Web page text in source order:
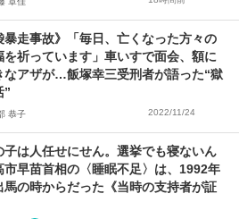
暴走事故》「毎日、亡くなった方々の
を祈っています」車いすで面会、額に
なアザが…飯塚幸三受刑者が語った“獄
”
恭子 2022/11/24
子は人任せにせん。選挙でも寝ないん
市早苗首相の〈睡眠不足〉は、1992年
馬の時からだった《当時の支持者が証